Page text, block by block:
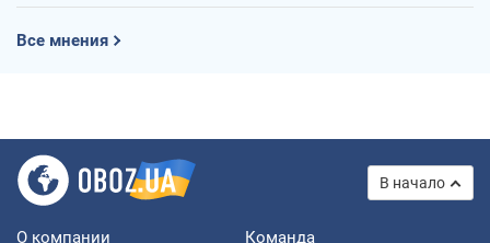
Все мнения
В начало
О компании Команда